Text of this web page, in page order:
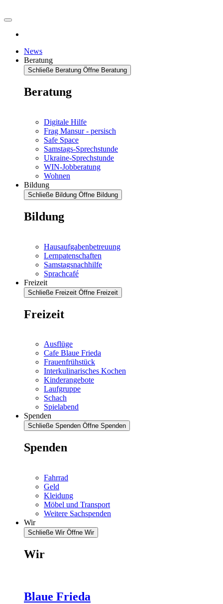
News
Beratung
Schließe Beratung Öffne Beratung
Beratung
Digitale Hilfe
Frag Mansur - persisch
Safe Space
Samstags-Sprechstunde
Ukraine-Sprechstunde
WIN-Jobberatung
Wohnen
Bildung
Schließe Bildung Öffne Bildung
Bildung
Hausaufgabenbetreuung
Lernpatenschaften
Samstagsnachhilfe
Sprachcafé
Freizeit
Schließe Freizeit Öffne Freizeit
Freizeit
Ausflüge
Cafe Blaue Frieda
Frauenfrühstück
Interkulinarisches Kochen
Kinderangebote
Laufgruppe
Schach
Spielabend
Spenden
Schließe Spenden Öffne Spenden
Spenden
Fahrrad
Geld
Kleidung
Möbel und Transport
Weitere Sachspenden
Wir
Schließe Wir Öffne Wir
Wir
Blaue Frieda